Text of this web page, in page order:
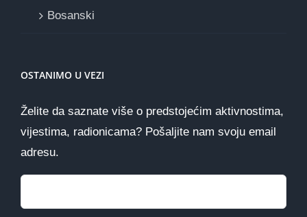
Bosanski
OSTANIMO U VEZI
Želite da saznate više o predstojećim aktivnostima,
vijestima, radionicama? Pošaljite nam svoju email
adresu.